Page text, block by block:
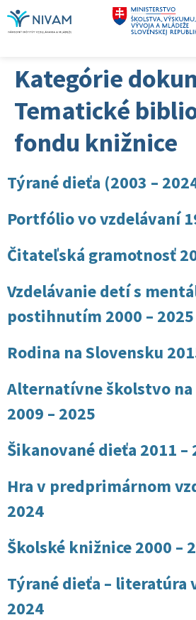
Kategórie
Tematické
fondu knižnice
Týrané dieťa (2003 –
Portfólio vo vzdelávaní
Čitateľská gramotnosť
Vzdelávanie detí s
postihnutím 2000 – 2025
Rodina na Slovensku
Alternatívne školstvo na
2009 – 2025
Šikanované dieťa 2011 –
Hra v predprimárnom
2024
Školské knižnice 2000 –
Týrané dieťa – literatúra
2024